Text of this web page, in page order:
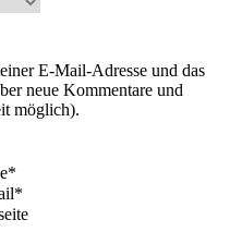
E-Mail-Adresse und das
neue Kommentare und
möglich).